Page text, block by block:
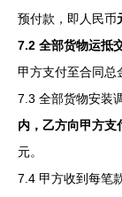
预付款，即人民币
7.2 全部货物运抵
甲方支付至合同总
7.3 全部货物安装
内，乙方向甲方支
元。
7.4 甲方收到每笔